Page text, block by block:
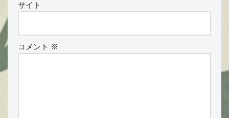
サイト
コメント ※